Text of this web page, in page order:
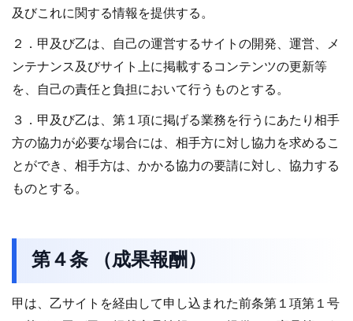
及びこれに関する情報を提供する。
２．甲及び乙は、自己の運営するサイトの開発、運営、メ
ンテナンス及びサイト上に掲載するコンテンツの更新等
を、自己の責任と負担において行うものとする。
３．甲及び乙は、第１項に掲げる業務を行うにあたり相手
方の協力が必要な場合には、相手方に対し協力を求めるこ
とができ、相手方は、かかる協力の要請に対し、協力する
ものとする。
第４条 （成果報酬）
甲は、乙サイトを経由して申し込まれた前条第１項第１号